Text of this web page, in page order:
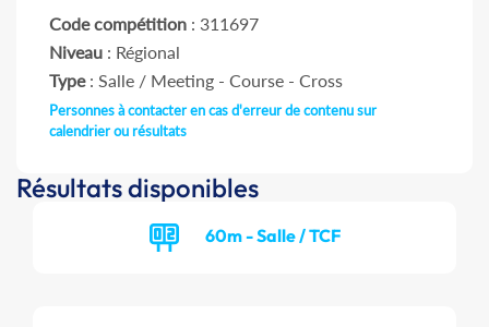
Code compétition : 311697
Niveau : Régional
Type: Salle / Meeting - Course - Cross
Personnes à contacter en cas d'erreur de contenu sur
calendrier ou résultats
Résultats disponibles
60m - Salle / TCF